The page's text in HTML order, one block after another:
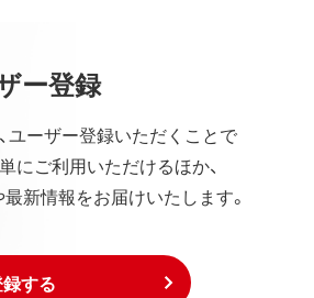
ー登録
ユーザー登録いただくことで
にご利用いただけるほか、
新情報をお届けいたします。
する